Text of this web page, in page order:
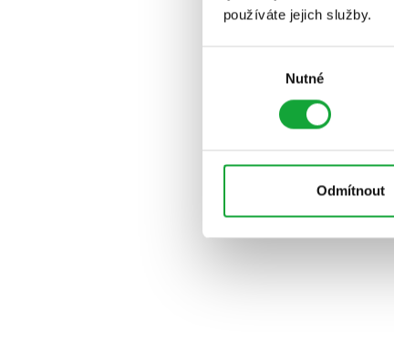
používáte jejich služby.
Nutné
Odmítnout